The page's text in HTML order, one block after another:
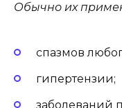
Обычно их
спазмов
гипертензии;
заболеваний